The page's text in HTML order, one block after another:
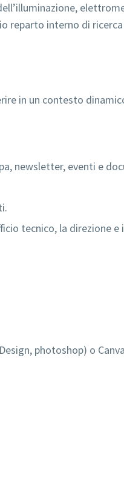
interno di
in un contesto
newsletter, eventi e
tecnico, la direzione
photoshop) o Canva